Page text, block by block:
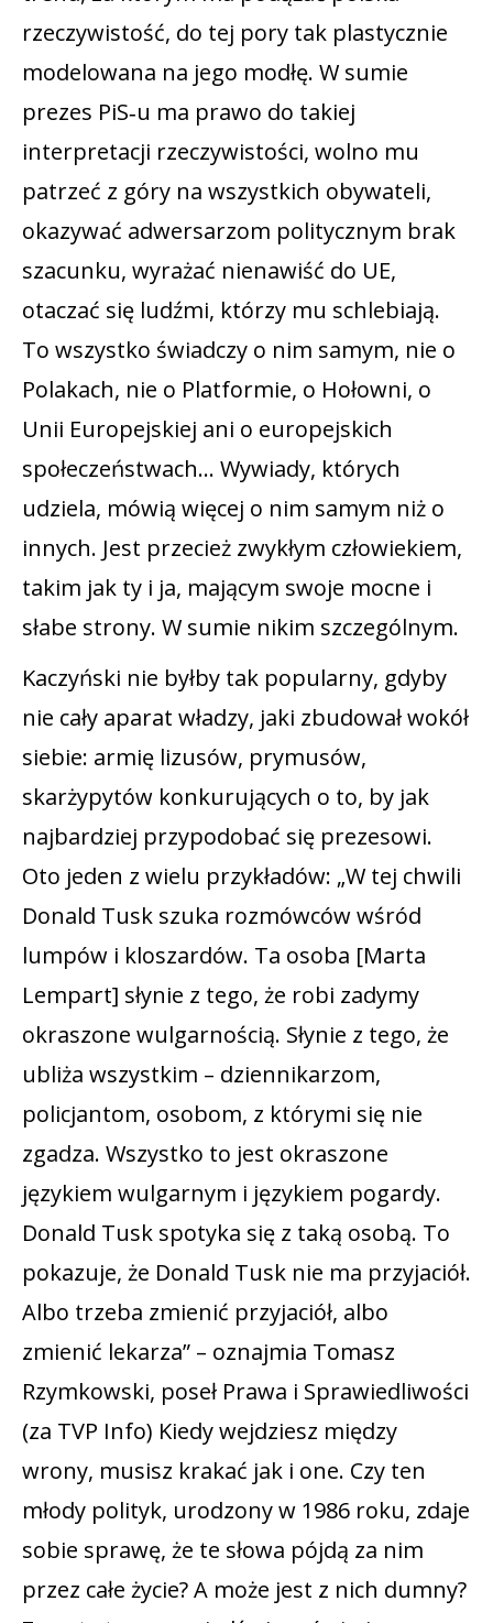
rzeczywistość, do tej pory tak plastycznie
modelowana na jego modłę. W sumie
prezes PiS‑u ma prawo do takiej
interpretacji rzeczywistości, wolno mu
patrzeć z góry na wszystkich obywateli,
okazywać adwersarzom politycznym brak
szacunku, wyrażać nienawiść do UE,
otaczać się ludźmi, którzy mu schlebiają.
To wszystko świadczy o nim samym, nie o
Polakach, nie o Platformie, o Hołowni, o
Unii Europejskiej ani o europejskich
społeczeństwach… Wywiady, których
udziela, mówią więcej o nim samym niż o
innych. Jest przecież zwykłym człowiekiem,
takim jak ty i ja, mającym swoje mocne i
słabe strony. W sumie nikim szczególnym.
Kaczyński nie byłby tak popularny, gdyby
nie cały aparat władzy, jaki zbudował wokół
siebie: armię lizusów, prymusów,
skarżypytów konkurujących o to, by jak
najbardziej przypodobać się prezesowi.
Oto jeden z wielu przykładów: „W tej chwili
Donald Tusk szuka rozmówców wśród
lumpów i kloszardów. Ta osoba [Marta
Lempart] słynie z tego, że robi zadymy
okraszone wulgarnością. Słynie z tego, że
ubliża wszystkim – dziennikarzom,
policjantom, osobom, z którymi się nie
zgadza. Wszystko to jest okraszone
językiem wulgarnym i językiem pogardy.
Donald Tusk spotyka się z taką osobą. To
pokazuje, że Donald Tusk nie ma przyjaciół.
Albo trzeba zmienić przyjaciół, albo
zmienić lekarza” – oznajmia Tomasz
Rzymkowski, poseł Prawa i Sprawiedliwości
(za TVP Info) Kiedy wejdziesz między
wrony, musisz krakać jak i one. Czy ten
młody polityk, urodzony w 1986 roku, zdaje
sobie sprawę, że te słowa pójdą za nim
przez całe życie? A może jest z nich dumny?